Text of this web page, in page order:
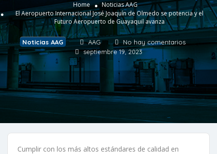
Home
Noticias AAG
El Aeropuerto Internacional José Joaquín de Olmedo se potencia y el
Futuro Aeropuerto de Guayaquil avanza
Noticias AAG AAG
No hay comentarios
septiembre 19, 2023
Cumplir con los más altos estándares de calidad en